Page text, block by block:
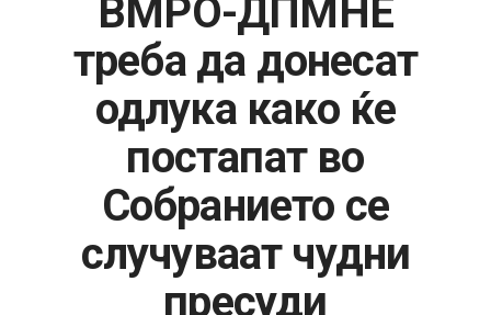
ЖИВОТ
МОЗАИК
ВМРО-ДПМНЕ
треба да донесат
одлука како ќе
постапат во
Собранието се
случуваат чудни
пресуди